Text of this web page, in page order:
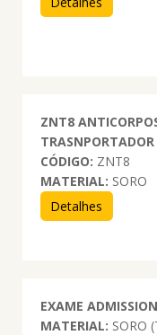
ZNT8
CÓDIGO: ZNT8
MATERIAL: SORO
Detalhes
EXAME
MATERIAL: SORO